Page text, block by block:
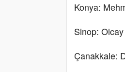
Konya:
Sinop: Olcay
Çanakkale: